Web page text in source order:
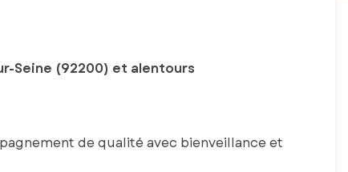
Seine (92200) et alentours
de qualité avec bienveillance et